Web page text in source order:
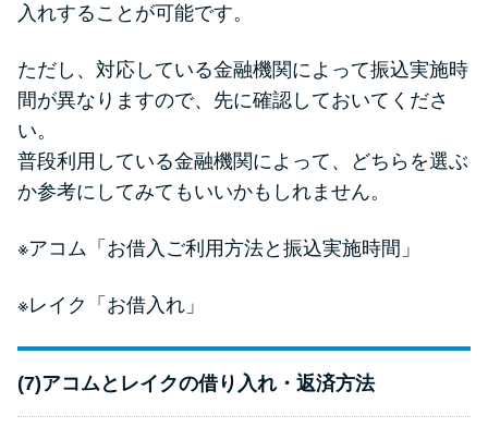
入れすることが可能です。
ただし、対応している金融機関によって振込実施時
間が異なりますので、先に確認しておいてくださ
い。
普段利用している金融機関によって、どちらを選ぶ
か参考にしてみてもいいかもしれません。
※アコム 「お借入ご利用方法と振込実施時間」
※レイク 「お借入れ」
(7)アコムとレイクの借り入れ・返済方法